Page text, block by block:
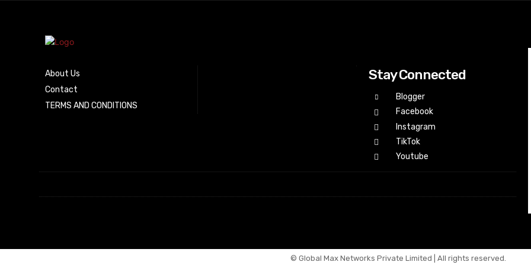
About Us
Contact
TERMS AND CONDITIONS
Stay Connected
Blogger
Facebook
Instagram
TikTok
Youtube
© Global Max Networks Private Limited | All rights reserved.